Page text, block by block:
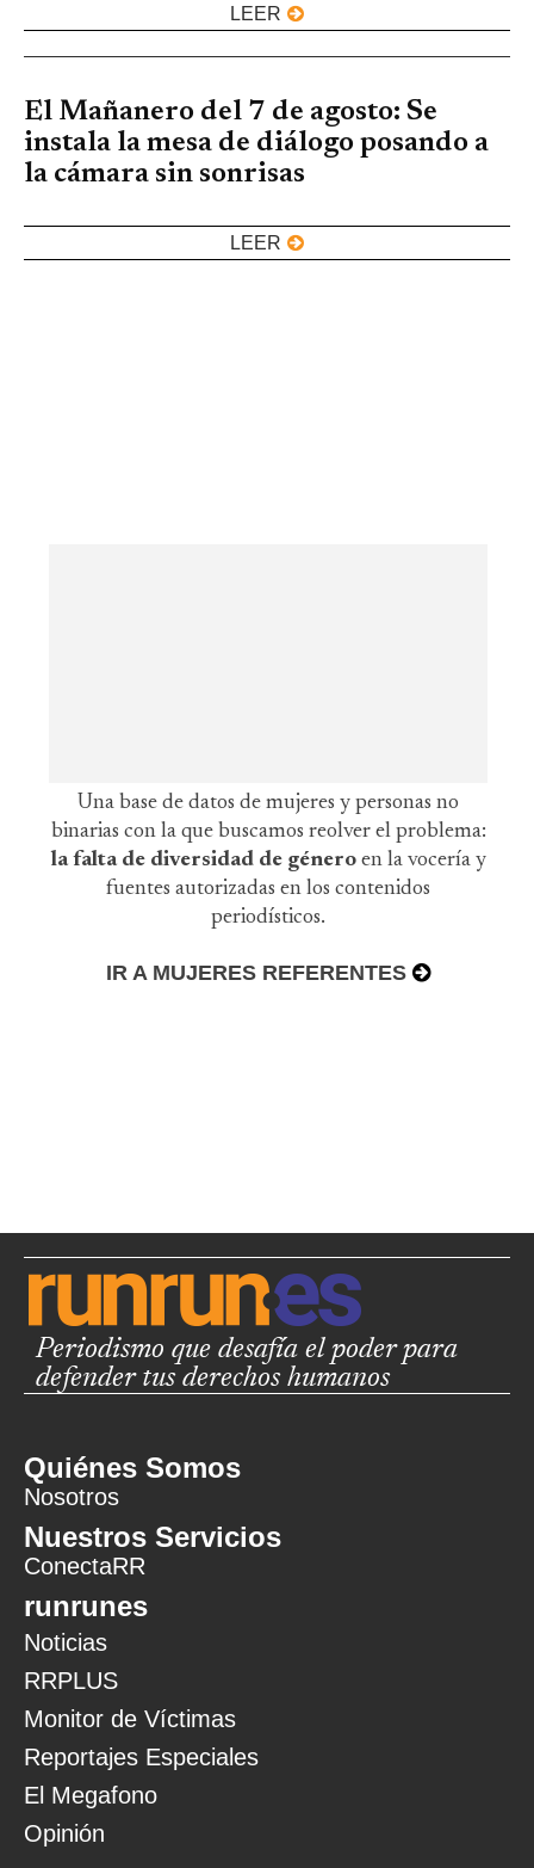
LEER
El Mañanero del 7 de agosto: Se
instala la mesa de diálogo posando a
la cámara sin sonrisas
LEER
Una base de datos de mujeres y personas no
binarias con la que buscamos reolver el problema:
la falta de diversidad de género en la vocería y
fuentes autorizadas en los contenidos
periodísticos.
IR A MUJERES REFERENTES
Periodismo que desafía el poder para
defender tus derechos humanos
Quiénes Somos
Nosotros
Nuestros Servicios
ConectaRR
runrunes
Noticias
RRPLUS
Monitor de Víctimas
Reportajes Especiales
El Megafono
Opinión